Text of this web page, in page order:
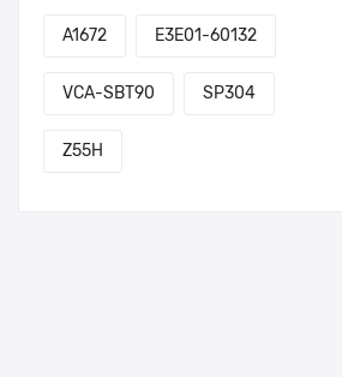
A1672 E3E01-60132
VCA-SBT90 SP304
Z55H